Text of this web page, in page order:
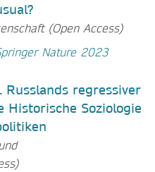
(Open Access)
Russlands regressiver
Historische Soziologie